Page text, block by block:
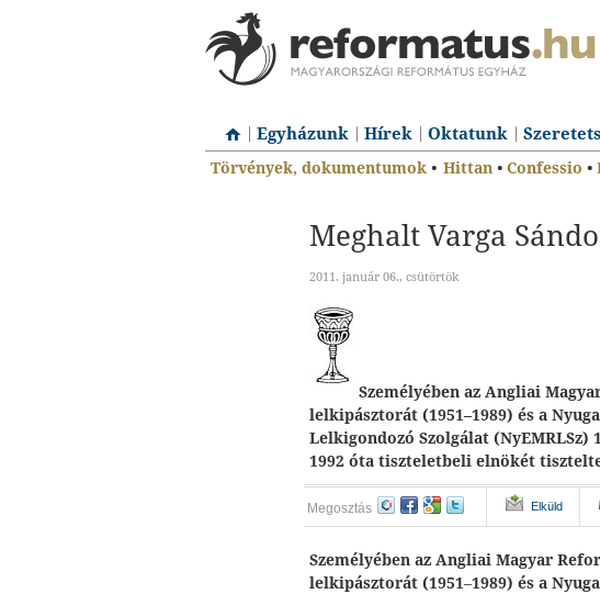
Egyházunk Hírek Oktatunk
Törvények, dokumentumok • Hittan • Confessio •
Meghalt Varga
2011. január 06., csütörtök
Személyében az Angliai
lelkipásztorát (1951–1989) és a
Lelkigondozó Szolgálat
1992 óta tiszteletbeli elnökét
Megosztás Elküld
Személyében az Angliai Magyar
lelkipásztorát (1951–1989) és a